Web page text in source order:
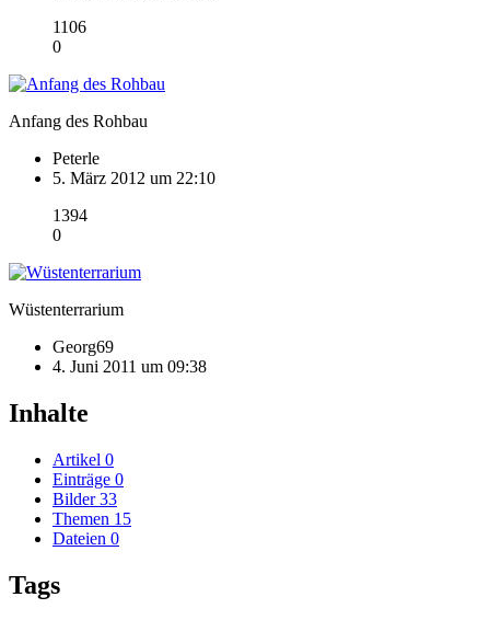
1106
0
Anfang des Rohbau
Peterle
5. März 2012 um 22:10
1394
0
Wüstenterrarium
Georg69
4. Juni 2011 um 09:38
Inhalte
Artikel 0
Einträge 0
Bilder 33
Themen 15
Dateien 0
Tags